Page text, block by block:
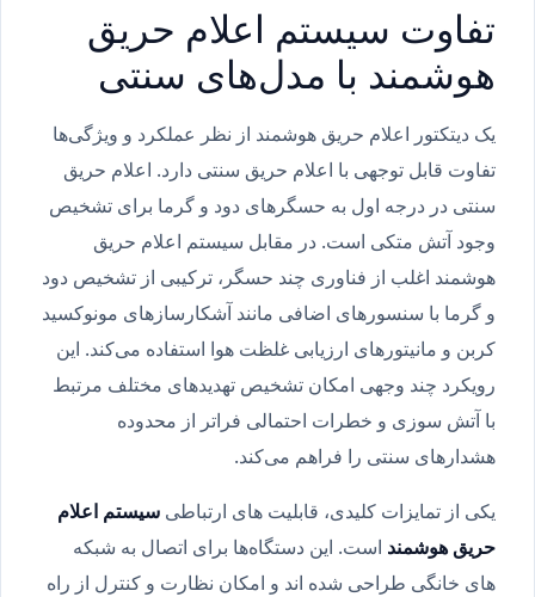
تفاوت سیستم اعلام حریق
هوشمند با مدل‌های سنتی
یک دیتکتور اعلام حریق هوشمند از نظر عملکرد و ویژگی‌ها
تفاوت قابل توجهی با اعلام حریق سنتی دارد. اعلام حریق
سنتی در درجه اول به حسگرهای دود و گرما برای تشخیص
وجود آتش متکی است. در مقابل سیستم اعلام حریق
هوشمند اغلب از فناوری چند حسگر، ترکیبی از تشخیص دود
و گرما با سنسورهای اضافی مانند آشکارسازهای مونوکسید
کربن و مانیتورهای ارزیابی غلظت هوا استفاده می‌کند. این
رویکرد چند وجهی امکان تشخیص تهدیدهای مختلف مرتبط
با آتش سوزی و خطرات احتمالی فراتر از محدوده
هشدارهای سنتی را فراهم می‌کند.
یکی از تمایزات کلیدی، قابلیت های ارتباطیسیستم اعلام
حریق هوشمنداست. این دستگاه‌ها برای اتصال به شبکه
های خانگی طراحی شده اند و امکان نظارت و کنترل از راه